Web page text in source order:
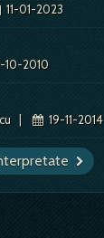
11-01-2023
10-2010
| 19-11-2014